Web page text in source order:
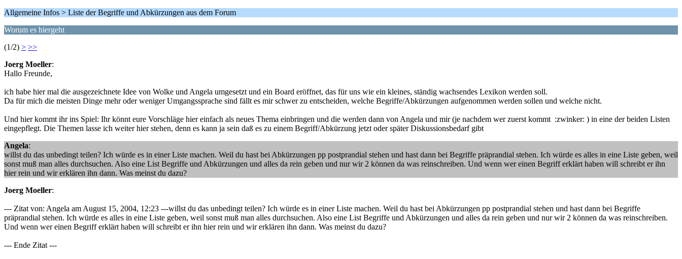
Allgemeine Infos > Liste der Begriffe und Abkürzungen aus dem Forum
Worum es hiergeht
(1/2) > >>
Joerg Moeller:
Hallo Freunde,
ich habe hier mal die ausgezeichnete Idee von Wolke und Angela umgesetzt und ein Board eröffnet, das für uns wie ein kleines, ständig wachsendes Lexikon werden soll.
Da für mich die meisten Dinge mehr oder weniger Umgangssprache sind fällt es mir schwer zu entscheiden, welche Begriffe/Abkürzungen aufgenommen werden sollen und welche nicht.
Und hier kommt ihr ins Spiel: Ihr könnt eure Vorschläge hier einfach als neues Thema einbringen und die werden dann von Angela und mir (je nachdem wer zuerst kommt :zwinker: ) in eine der beiden Listen
eingepflegt. Die Themen lasse ich weiter hier stehen, denn es kann ja sein daß es zu einem Begriff/Abkürzung jetzt oder später Diskussionsbedarf gibt
Angela:
willst du das unbedingt teilen? Ich würde es in einer Liste machen. Weil du hast bei Abkürzungen pp postprandial stehen und hast dann bei Begriffe präprandial stehen. Ich würde es alles in eine Liste geben, weil
sonst muß man alles durchsuchen. Also eine List Begriffe und Abkürzungen und alles da rein geben und nur wir 2 können da was reinschreiben. Und wenn wer einen Begriff erklärt haben will schreibt er ihn
hier rein und wir erklären ihn dann. Was meinst du dazu?
Joerg Moeller:
--- Zitat von: Angela am August 15, 2004, 12:23 ---willst du das unbedingt teilen? Ich würde es in einer Liste machen. Weil du hast bei Abkürzungen pp postprandial stehen und hast dann bei Begriffe
präprandial stehen. Ich würde es alles in eine Liste geben, weil sonst muß man alles durchsuchen. Also eine List Begriffe und Abkürzungen und alles da rein geben und nur wir 2 können da was reinschreiben.
Und wenn wer einen Begriff erklärt haben will schreibt er ihn hier rein und wir erklären ihn dann. Was meinst du dazu?
--- Ende Zitat ---